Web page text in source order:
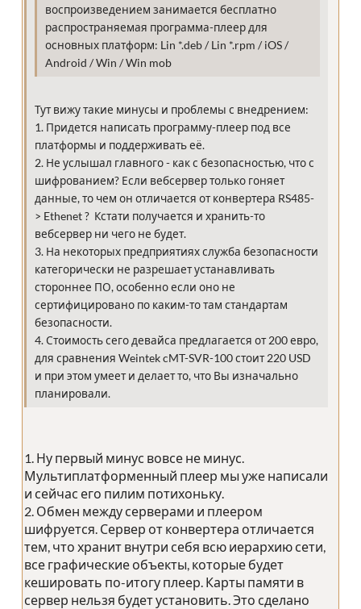
воспроизведением занимается бесплатно
распространяемая программа-плеер для
основных платформ: Lin *.deb / Lin *.rpm / iOS /
Android / Win / Win mob
Тут вижу такие минусы и проблемы с внедрением:
1. Придется написать программу-плеер под все
платформы и поддерживать её.
2. Не услышал главного - как с безопасностью, что с
шифрованием? Если вебсервер только гоняет
данные, то чем он отличается от конвертера RS485-
> Ethenet ? Кстати получается и хранить-то
вебсервер ни чего не будет.
3. На некоторых предприятиях служба безопасности
категорически не разрешает устанавливать
стороннее ПО, особенно если оно не
сертифицировано по каким-то там стандартам
безопасности.
4. Стоимость сего девайса предлагается от 200 евро,
для сравнения Weintek cMT-SVR-100 стоит 220 USD
и при этом умеет и делает то, что Вы изначально
планировали.
1. Ну первый минус вовсе не минус.
Мультиплатформенный плеер мы уже написали
и сейчас его пилим потихоньку.
2. Обмен между серверами и плеером
шифруется. Сервер от конвертера отличается
тем, что хранит внутри себя всю иерархию сети,
все графические объекты, которые будет
кешировать по-итогу плеер. Карты памяти в
сервер нельзя будет установить. Это сделано